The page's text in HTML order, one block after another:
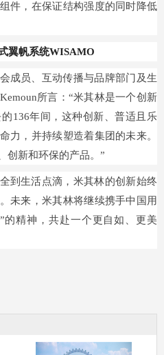
件，在保证结构强度的同时降低
翼帆系统WISAMO
成员、互动传播与品牌部门及生
所言：“米其林是一个创新
136年间，这种创新、普适且乐
力，并持续塑造着集团的未来。
创新和环保的产品。”
到生活点滴，米其林的创新始终
未来，米其林将继续携手中国用
的精神，共赴一个更自如、更美